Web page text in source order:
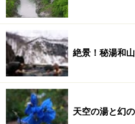
絶景！秘湯和
天空の湯と幻